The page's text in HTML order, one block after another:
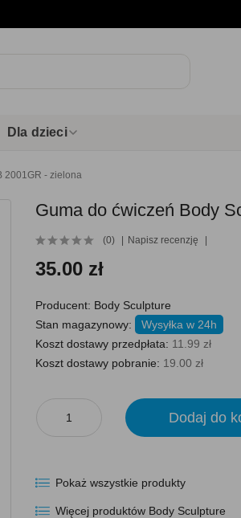
Dla dzieci
2001GR - zielona
Guma do ćwiczeń Body
(0) Napisz recenzję
35.00 zł
Producent: Body Sculpture
Stan magazynowy:
Wysyłka w 24h
Koszt dostawy przedpłata: 11.99 zł
Koszt dostawy pobranie: 19.00 zł
Dodaj do
Pokaż wszystkie produkty
Więcej produktów Body Sculpture